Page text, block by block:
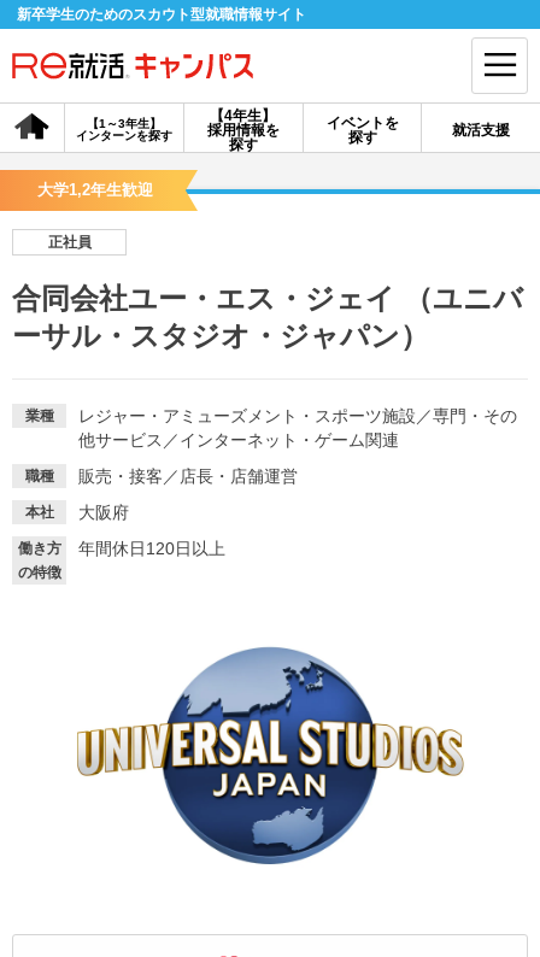
新卒学生のためのスカウト型就職情報サイト
【4年生】
採用情報を
探す
【1～3年生】
インターンを探す
イベントを
探す
就活支援
会員登録 ログイン
探す
【4年生】
【4年生】
【1～3年生】
イベントを探す スカウト
就活ノウハウ・サポート
あなたに合う仕事を診断！ 動画で対策講座をチェック
就活ニュースペーパー
就活時事ニュースを更新
よくある質問
不明点があればこちら
大学1,2年生歓迎
正社員
合同会社ユー・エス・ジェイ （ユニバ
ーサル・スタジオ・ジャパン）
業種 レジャー・アミューズメント・スポーツ施設 ／専門・その
他サービス ／インターネット・ゲーム関連
職種 販売・接客 ／ 店長・店舗運営
本社 大阪府
働き方
の特徴
年間休日120日以上